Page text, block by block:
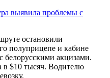
выявила проблемы с
остановили
полуприцепе и кабине
белорусскими акцизами.
в $10 тысяч. Водителю